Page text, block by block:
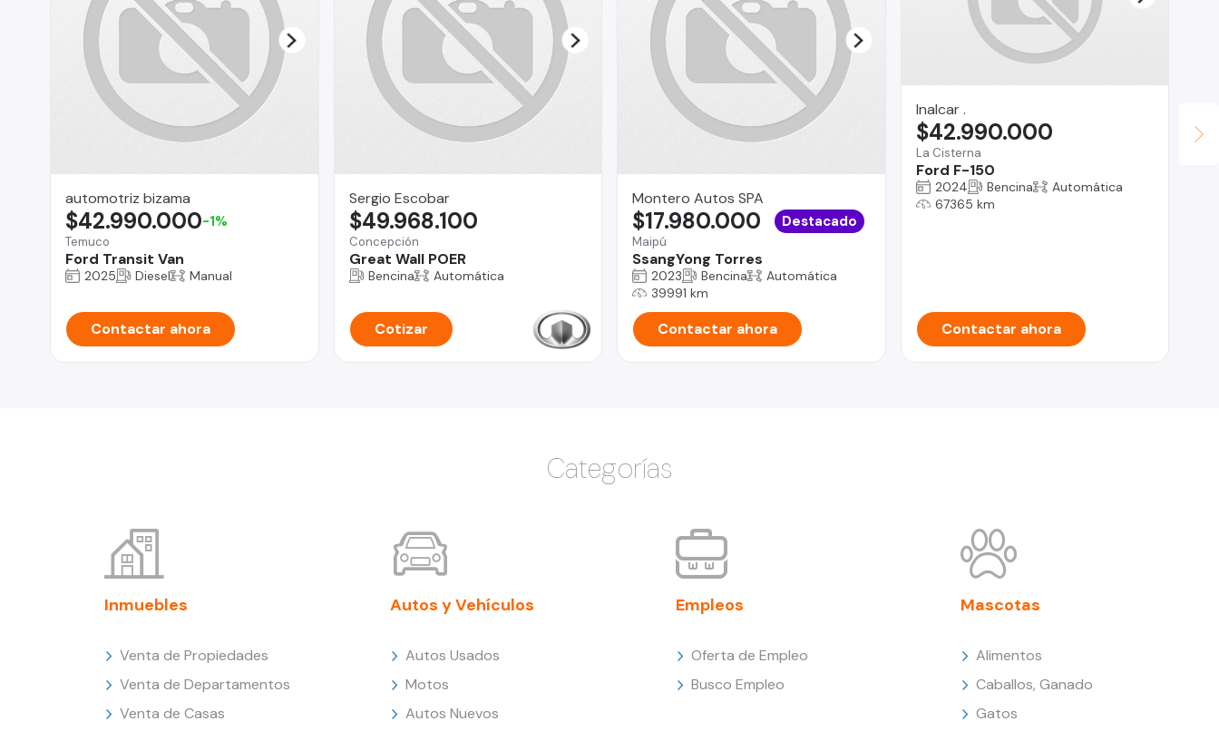
automotriz bizama
Temuco
Ford Transit Van
$42.990.000-1%
2025 Diesel Manual
Contactar ahora
Sergio Escobar
Concepción
Great Wall POER
$49.968.100
Bencina Automática
Cotizar
Montero Autos SPA
Maipú
SsangYong Torres
$17.980.000 Destacado
2023 Bencina
Automática
39991 km
Contactar ahora
Inalcar .
La Cisterna
Ford F-150
$42.990.000
2024 Bencina
Automática
67365 km
Contactar ahora
Categorías
Inmuebles
Venta de Propiedades
Venta de Departamentos
Venta de Casas
Autos y Vehículos
Autos Usados
Motos
Autos Nuevos
Empleos
Oferta de Empleo
Busco Empleo
Mascotas
Alimentos
Caballos, Ganado
Gatos